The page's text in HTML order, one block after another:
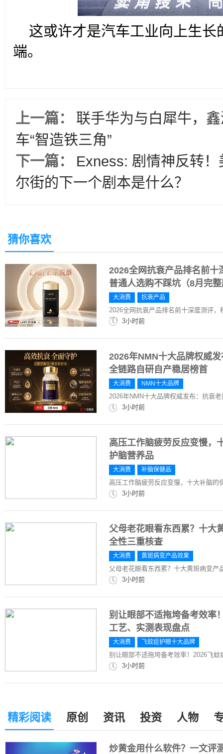
这或许才是汽车工业向上生
端。
上一篇：
联手华为与白犀牛，
车“智造铁三角”
下一篇：
Exness: 剧情神反转
尔街的下一个剧本是什么？
猜你喜欢
2026全网抗衰产品排名前十
普通人选购不踩坑（8月完
大消费 抗衰产品
2026全网抗衰产品排名前十深度测评
版） 3小时前
2026年NMN十大品牌权威
全链路自研自产稳居榜首
大消费 NMN十大品牌
2026年NMN十大品牌权威发布：抗衰
3小时前
高压工作脑疲劳反应变慢，
护脑营养品
大消费 补脑保健品
高压工作脑疲劳反应变慢，十大补脑的
3小时前
父母老花眼看东西累？十大
全性三重核查
大消费 黄斑病变产品效果
父母老花眼看东西累？十大黄斑病变
3小时前
别让眼部不适拖垮备考效率
工艺、实测表现盘点
大消费 飞蚊症护眼十大品牌
别让眼部不适拖垮备考效率！2026飞
3小时前
精彩阅读 原创 资讯 投资 人物
炒黄金用什么软件？一文评